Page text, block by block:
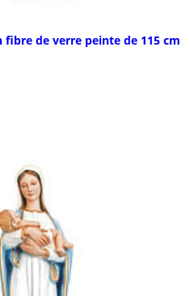
fibre de verre peinte de 115 cm